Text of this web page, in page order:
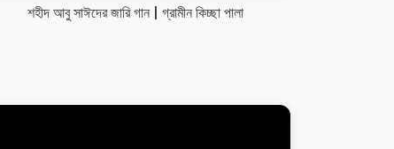
শহীদ আবু সাঈদের জারি গান | গ্রামীন কিচ্ছা পালা